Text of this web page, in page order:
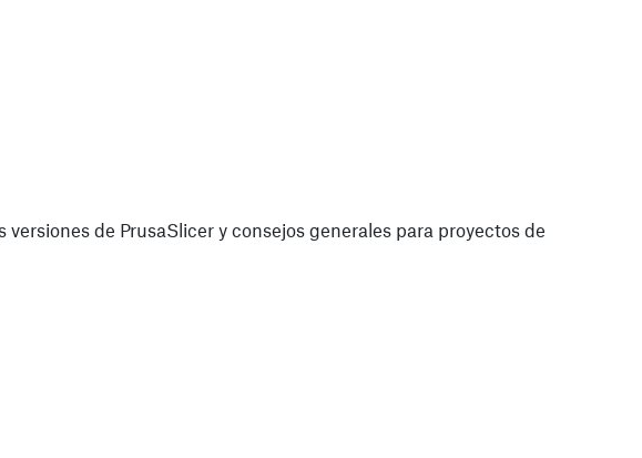
de PrusaSlicer y consejos generales para proyectos de